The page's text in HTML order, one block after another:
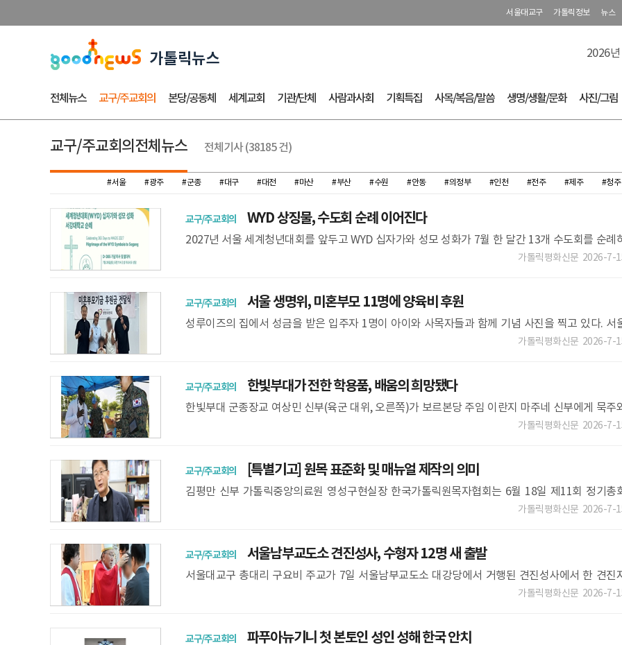
서울대교구 가톨릭정보 뉴스
2026
전체뉴스 교구/주교회의 본당/공동체 세계교회 기관/단체 사람과사회 기획특집 사목/복음/말씀 생명/생활/문화 사진/그림
교구/주교회의전체뉴스 전체기사 (38185 건)
#서울 #광주 #군종 #대구 #대전 #마산 #부산 #수원 #안동 #의정부 #인천 #전주 #제주 #청주
교구/주교회의 WYD 상징물, 수도회 순례 이어진다
2027년 서울 세계청년대회를 앞두고 WYD 십자가와 성모 성화가 7월 한 달간 13개 수도회를 순례
고 있다. 지난 1일 샬트르 성 바오로 수녀회(대구관구)를 시작으로 살레시오 수녀회, 천주의 성 요
가톨릭평화신문 2026-7-
교구/주교회의 서울 생명위, 미혼부모 11명에 양육비 후원
성루이즈의 집에서 성금을 받은 입주자 1명이 아이와 사목자들과 함께 기념 사진을 찍고 있다. 서
생명위 제공 서울대교구 생명위원회 산하 미혼부모기금위원회(위원장 박정우 신부)는 11일 서울
가톨릭평화신문 2026-7-
교구/주교회의 한빛부대가 전한 학용품, 배움의 희망됐다
한빛부대 군종장교 여상민 신부(육군 대위, 오른쪽)가 보르본당 주임 이란지 마주네 신부에게 묵주
성경을 전달하고 있다. 한빛부대 제공 아프리카 남수단 보르 지역에서 유엔 평화유지활동(UN
가톨릭평화신문 2026-7-
교구/주교회의 [특별기고] 원목 표준화 및 매뉴얼 제작의 의미
김평만 신부 가톨릭중앙의료원 영성구현실장 한국가톨릭원목자협회는 6월 18일 제11회 정기총
에서 표준화한 원목 활동의 구체적인 지침을 담은 ‘원목 매뉴얼’을 처음 제정해 봉헌했다.(본
가톨릭평화신문 2026-7-
교구/주교회의 서울남부교도소 견진성사, 수형자 12명 새 출발
서울대교구 총대리 구요비 주교가 7일 서울남부교도소 대강당에서 거행된 견진성사에서 한 견진
의 이마에 성유를 바르고 있다 7일 서울남부교도소에서 서울대교구 보좌 구요비 주교 주례로 견진
가톨릭평화신문 2026-7-
교구/주교회의 파푸아뉴기니 첫 본토인 성인 성해 한국 안치